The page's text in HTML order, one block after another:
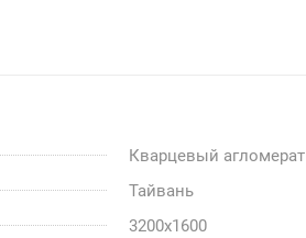
Кварцевый агломерат
Тайвань
3200x1600